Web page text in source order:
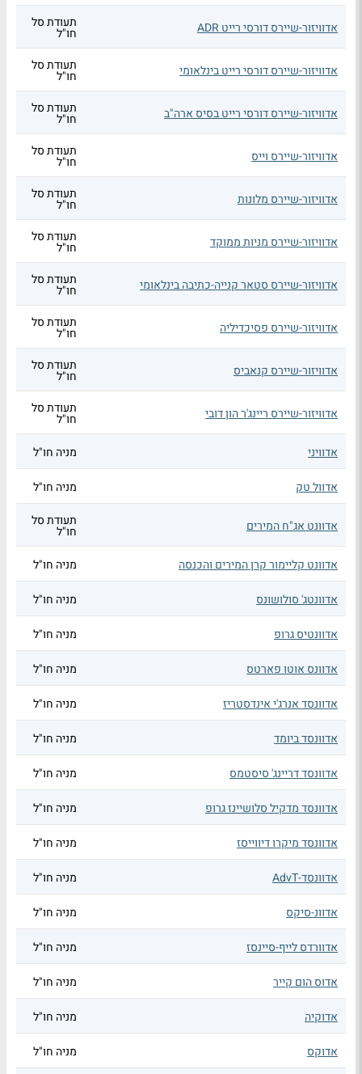
אדוויזור-שיירס דורסי רייט ADR תעודת סל
חו"ל
אדוויזור-שיירס דורסי רייט בינלאומי תעודת סל
חו"ל
אדוויזור-שיירס דורסי רייט בסיס ארה"ב תעודת סל
חו"ל
אדוויזור-שיירס וייס תעודת סל
חו"ל
אדוויזור-שיירס מלונות תעודת סל
חו"ל
אדוויזור-שיירס מניות ממוקד תעודת סל
חו"ל
אדוויזור-שיירס סטאר קנייה-כתיבה בינלאומי תעודת סל
חו"ל
אדוויזור-שיירס פסיכדיליה תעודת סל
חו"ל
אדוויזור-שיירס קנאביס תעודת סל
חו"ל
אדוויזור-שיירס ריינג'ר הון דובי תעודת סל
חו"ל
אדוויני
מניה חו"ל
אדוול טק מניה חו"ל
אדוונט אג"ח המירים תעודת סל
חו"ל
אדוונט קליימור קרן המירים והכנסה
מניה חו"ל
אדוונטג' סולושונס מניה חו"ל
אדוונטיס גרופ מניה חו"ל
אדוונס אוטו פארטס מניה חו"ל
אדוונסד אנרג'י אינדסטריז מניה חו"ל
אדוונסד ביומד מניה חו"ל
אדוונסד דריינג' סיסטמס מניה חו"ל
אדוונסד מדקיל סלושיינז גרופ מניה חו"ל
אדוונסד מיקרו דיווייסז מניה חו"ל
אדוונסד-AdvT מניה חו"ל
אדוונ-סיקס מניה חו"ל
אדוורדס לייף-סיינסז מניה חו"ל
אדוס הום קייר מניה חו"ל
אדוקיה מניה חו"ל
אדוקס מניה חו"ל